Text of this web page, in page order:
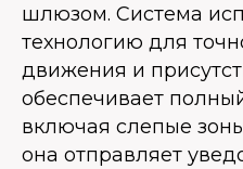
шлюзом. Система
технологию для
движения и
обеспечивает
включая слепые
она отправляет